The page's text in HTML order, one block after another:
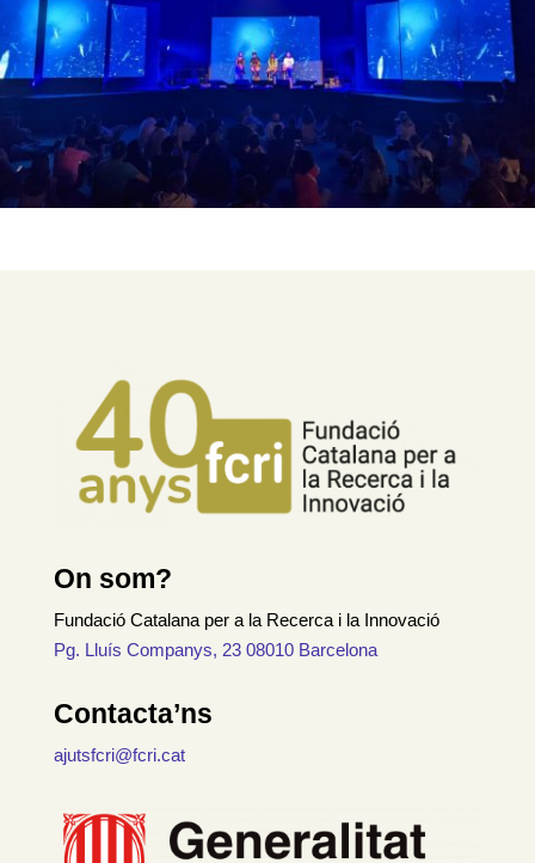
On som?
Fundació Catalana per a la Recerca i la Innovació
Pg. Lluís Companys, 23 08010 Barcelona
Contacta’ns
ajutsfcri@fcri.cat